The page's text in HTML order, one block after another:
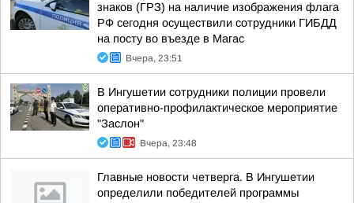
знаков (ГРЗ) на наличие изображения флага
РФ сегодня осуществили сотрудники ГИБДД
на посту во въезде в Магас
Вчера, 23:51
В Ингушетии сотрудники полиции провели
оперативно-профилактическое мероприятие
"Заслон"
Вчера, 23:48
Главные новости четверга. В Ингушетии
определили победителей программы